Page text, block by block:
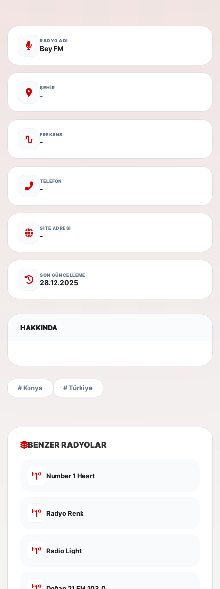
RADYO ADI
Bey FM
ŞEHİR
-
FREKANS
-
TELEFON
-
SİTE ADRESİ
-
SON GÜNCELLEME
28.12.2025
HAKKINDA
# Konya # Türkiye
BENZER RADYOLAR
Number 1 Heart
Radyo Renk
Radio Light